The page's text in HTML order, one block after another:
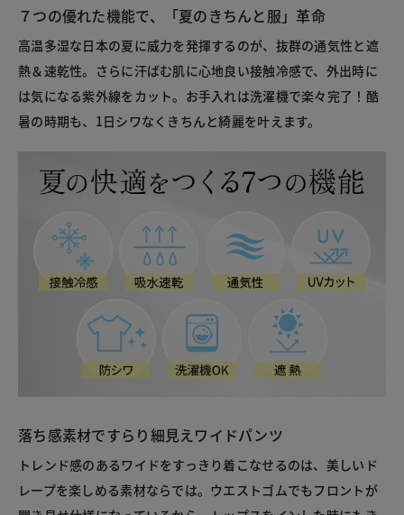
７つの優れた機能で、「夏のきちんと服」革命
高温多湿な日本の夏に威力を発揮するのが、抜群の通気性と遮
熱＆速乾性。さらに汗ばむ肌に心地良い接触冷感で、外出時に
は気になる紫外線をカット。お手入れは洗濯機で楽々完了！酷
暑の時期も、1日シワなくきちんと綺麗を叶えます。
落ち感素材ですらり細見えワイドパンツ
トレンド感のあるワイドをすっきり着こなせるのは、美しいド
レープを楽しめる素材ならでは。ウエストゴムでもフロントが